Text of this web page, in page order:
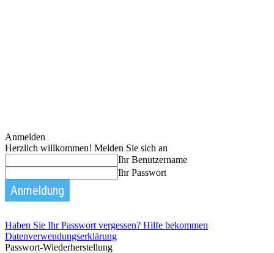
Anmelden
Herzlich willkommen! Melden Sie sich an
Ihr Benutzername
Ihr Passwort
Haben Sie Ihr Passwort vergessen? Hilfe bekommen
Datenverwendungserklärung
Passwort-Wiederherstellung